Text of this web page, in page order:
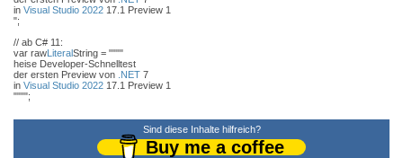
in Visual Studio 2022 17.1 Preview 1
";
// ab C# 11:
var rawLiteralString = """"
heise Developer-Schnelltest
der ersten Preview von .NET 7
in Visual Studio 2022 17.1 Preview 1
"""";
Sind diese Inhalte hilfreich?
Buy me a coffee